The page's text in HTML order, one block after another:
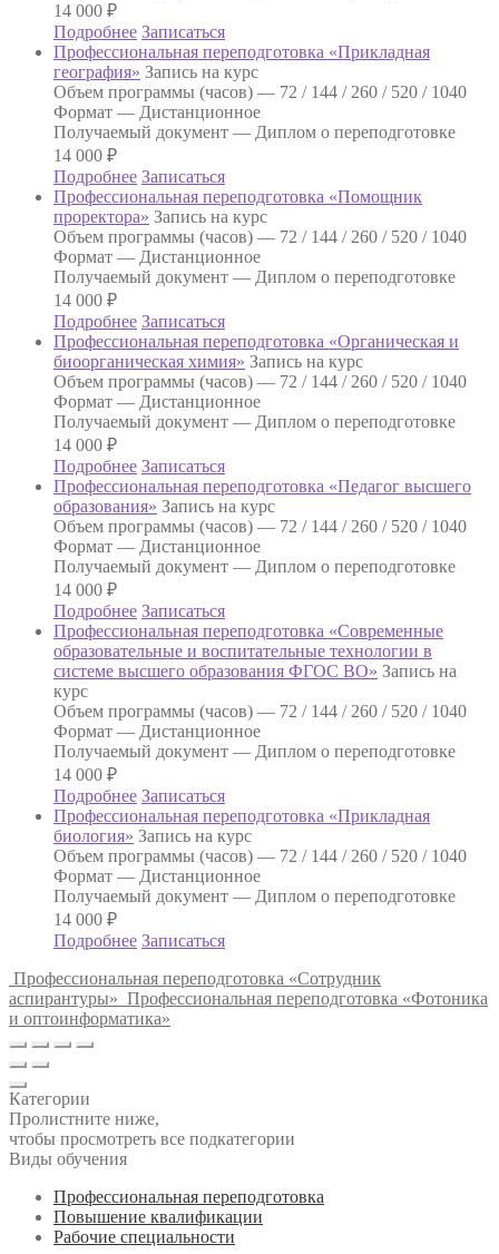
14 000 ₽
Подробнее Записаться
Профессиональная переподготовка «Прикладная
география» Запись на курс
Объем программы (часов) — 72 / 144 / 260 / 520 / 1040
Формат — Дистанционное
Получаемый документ — Диплом о переподготовке
14 000 ₽
Подробнее Записаться
Профессиональная переподготовка «Помощник
проректора» Запись на курс
Объем программы (часов) — 72 / 144 / 260 / 520 / 1040
Формат — Дистанционное
Получаемый документ — Диплом о переподготовке
14 000 ₽
Подробнее Записаться
Профессиональная переподготовка «Органическая и
биоорганическая химия» Запись на курс
Объем программы (часов) — 72 / 144 / 260 / 520 / 1040
Формат — Дистанционное
Получаемый документ — Диплом о переподготовке
14 000 ₽
Подробнее Записаться
Профессиональная переподготовка «Педагог высшего
образования» Запись на курс
Объем программы (часов) — 72 / 144 / 260 / 520 / 1040
Формат — Дистанционное
Получаемый документ — Диплом о переподготовке
14 000 ₽
Подробнее Записаться
Профессиональная переподготовка «Современные
образовательные и воспитательные технологии в
системе высшего образования ФГОС ВО» Запись на
курс
Объем программы (часов) — 72 / 144 / 260 / 520 / 1040
Формат — Дистанционное
Получаемый документ — Диплом о переподготовке
14 000 ₽
Подробнее Записаться
Профессиональная переподготовка «Прикладная
биология» Запись на курс
Объем программы (часов) — 72 / 144 / 260 / 520 / 1040
Формат — Дистанционное
Получаемый документ — Диплом о переподготовке
14 000 ₽
Подробнее Записаться
Профессиональная переподготовка «Сотрудник
аспирантуры» Профессиональная переподготовка «Фотоника
и оптоинформатика»
Категории
Пролистните ниже,
чтобы просмотреть все подкатегории
Виды обучения
Профессиональная переподготовка
Повышение квалификации
Рабочие специальности